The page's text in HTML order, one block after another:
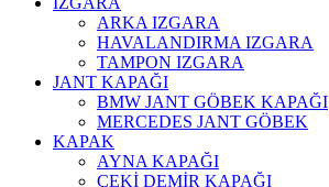
ARKA IZGARA
HAVALANDIRMA IZGARA
TAMPON IZGARA
JANT KAPAĞI
BMW JANT GÖBEK KAPAĞI
MERCEDES JANT GÖBEK
KAPAK
AYNA KAPAĞI
ÇEKİ DEMİR KAPAĞI